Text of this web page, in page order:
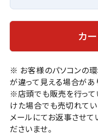
カ
※ お客様のパソコンの
が違って見える場合があ
※店頭でも販売を行って
けた場合でも売切れてい
メールにてお返事させて
ださいませ。